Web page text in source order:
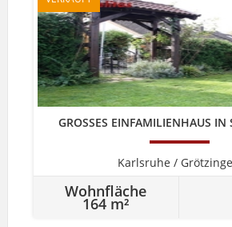
GROSSES EINFAMILIENHAUS IN
Karlsruhe /
Wohnfläche
164 m²